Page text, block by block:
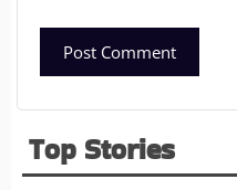
Top Stories